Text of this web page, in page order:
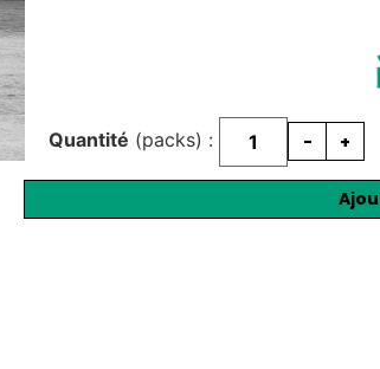
Quantité (packs) : - +